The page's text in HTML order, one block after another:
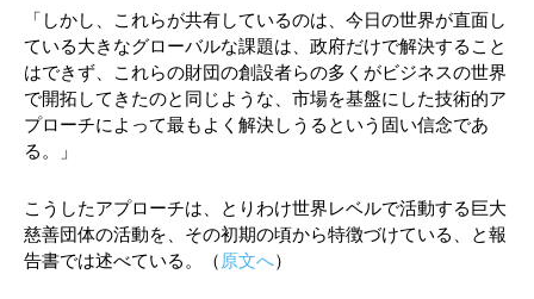
「しかし、これらが共有しているのは、今日の世界が直面し
ている大きなグローバルな課題は、政府だけで解決すること
はできず、これらの財団の創設者らの多くがビジネスの世界
で開拓してきたのと同じような、市場を基盤にした技術的ア
プローチによって最もよく解決しうるという固い信念であ
る。」
こうしたアプローチは、とりわけ世界レベルで活動する巨大
慈善団体の活動を、その初期の頃から特徴づけている、と報
告書では述べている。（原文へ）